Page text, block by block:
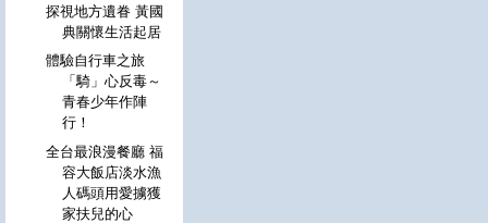
探視地方遺眷 黃國
典關懷生活起居
體驗自行車之旅
「騎」心反毒～
青春少年作陣
行！
全台最浪漫餐廳 福
容大飯店淡水漁
人碼頭用愛擄獲
家扶兒的心